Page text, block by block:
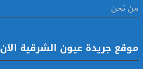
من نحن
موقع جريدة عيون الشرقية الآن